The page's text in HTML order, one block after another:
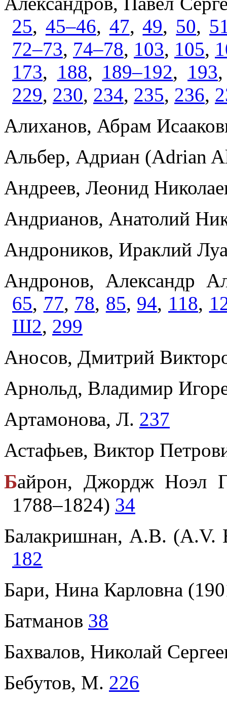
25, 45–46, 47,49, 50,
72–73, 74–78, 103, 105,
173, 188, 189–192, 193
229, 230, 234, 235, 236,
Алиханов, Абрам
Альбер, Адриан (Adrian
Андреев, Леонид
Андрианов, Анатолий
Андроников, Ираклий
Андронов, Александр
65, 77, 78, 85, 94, 118,
Ш2, 299
Аносов, Дмитрий
Арнольд, Владимир
Артамонова, Л. 237
Астафьев, Виктор
Байрон, Джордж Ноэл
1788–1824) 34
Балакришнан, А.В. (A.V.
182
Бари, Нина Карловна
Батманов 38
Бахвалов, Николай
Бебутов, М. 226